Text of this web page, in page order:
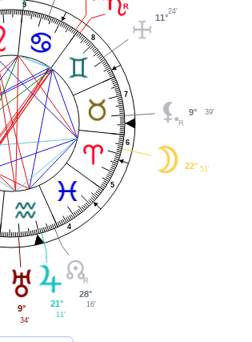
4
5
6
7
8
9
9° 39'
11°
24'
9°
34'
21°
11'
28°
16'
22° 51'